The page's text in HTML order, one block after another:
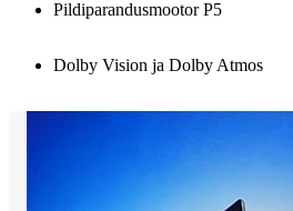
Pildiparandusmootor P5
Dolby Vision ja Dolby Atmos